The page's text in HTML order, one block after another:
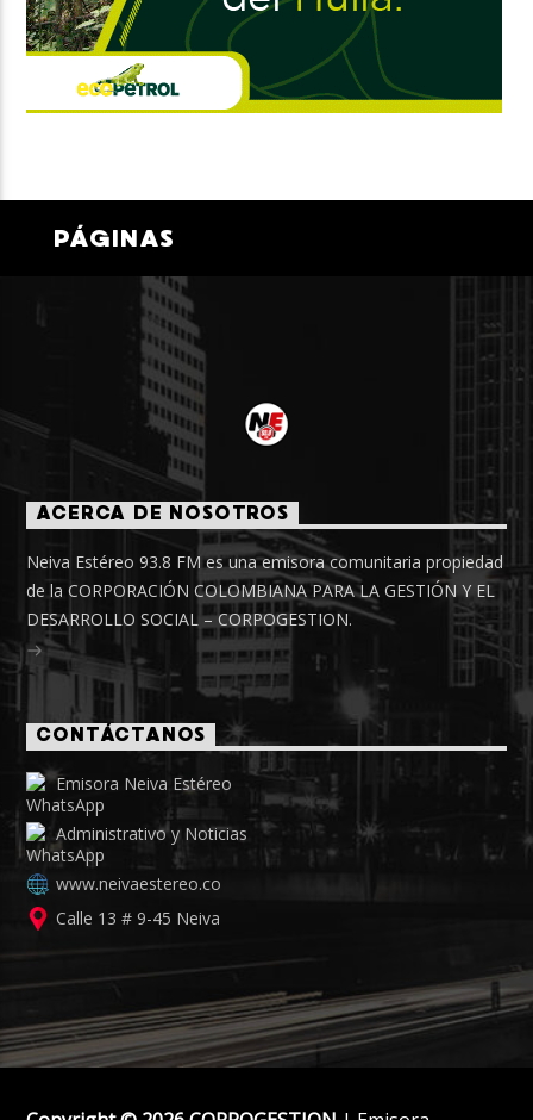
PÁGINAS
ACERCA DE NOSOTROS
Neiva Estéreo 93.8 FM es una emisora comunitaria propiedad
de la CORPORACIÓN COLOMBIANA PARA LA GESTIÓN Y EL
DESARROLLO SOCIAL – CORPOGESTION.
CONTÁCTANOS
Emisora Neiva Estéreo
Administrativo y Noticias
www.neivaestereo.co
Calle 13 # 9-45 Neiva